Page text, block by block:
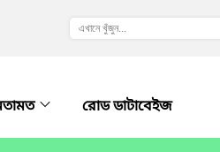
রোড ডাটাবেইজ